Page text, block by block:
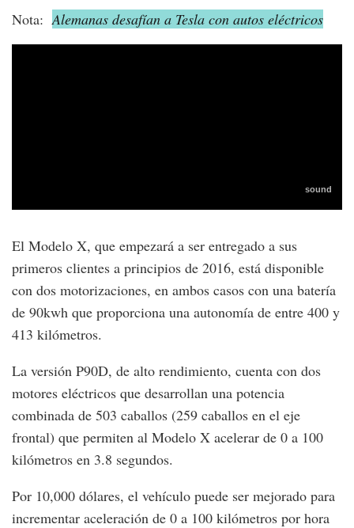
Nota: Alemanas desafían a Tesla con autos eléctricos
El Modelo X, que empezará a ser entregado a sus
primeros clientes a principios de 2016, está disponible
con dos motorizaciones, en ambos casos con una batería
de 90kwh que proporciona una autonomía de entre 400 y
413 kilómetros.
La versión P90D, de alto rendimiento, cuenta con dos
motores eléctricos que desarrollan una potencia
combinada de 503 caballos (259 caballos en el eje
frontal) que permiten al Modelo X acelerar de 0 a 100
kilómetros en 3.8 segundos.
Por 10,000 dólares, el vehículo puede ser mejorado para
incrementar aceleración de 0 a 100 kilómetros por hora